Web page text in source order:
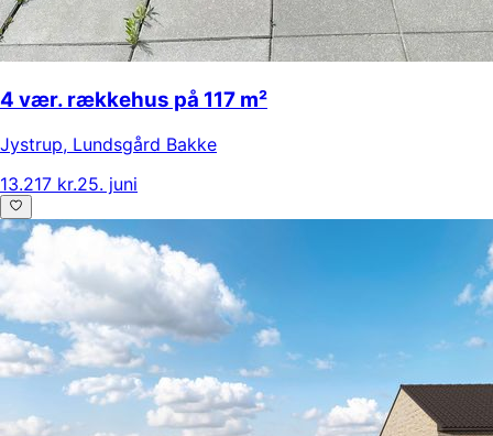
4 vær. rækkehus på 117 m²
Jystrup, Lundsgård Bakke
13.217 kr.25. juni